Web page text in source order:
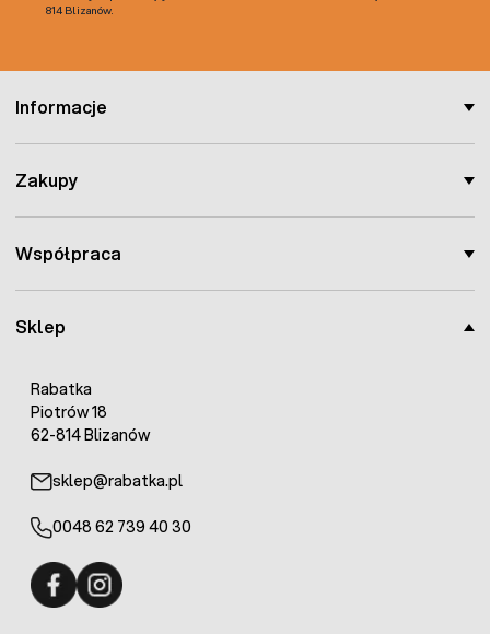
Sklep
Rabatka
Piotrów 18
62-814 Blizanów
sklep@rabatka.pl
0048 62 739 40 30
Informacje
Zakupy
Współpraca
814 Blizanów.